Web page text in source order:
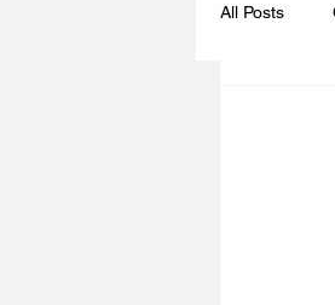
All Posts
O